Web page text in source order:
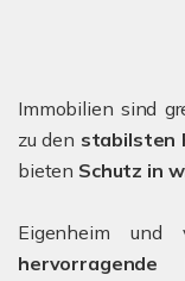
Immobilien sind
zu den stabilsten
bieten Schutz in
Eigenheim und
hervorragende